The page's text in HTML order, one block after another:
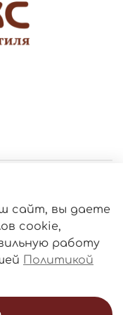
сайт, вы даете
cookie,
работу
Политикой
Политика
обработки